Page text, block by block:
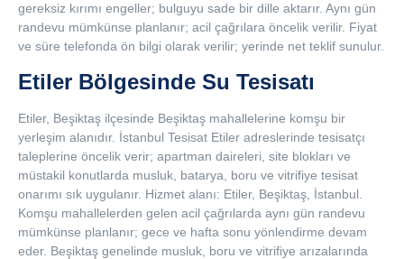
gereksiz kırımı engeller; bulguyu sade bir dille aktarır. Aynı gün
randevu mümkünse planlanır; acil çağrılara öncelik verilir. Fiyat
ve süre telefonda ön bilgi olarak verilir; yerinde net teklif sunulur.
Etiler Bölgesinde Su Tesisatı
Etiler, Beşiktaş ilçesinde Beşiktaş mahallelerine komşu bir
yerleşim alanıdır. İstanbul Tesisat Etiler adreslerinde tesisatçı
taleplerine öncelik verir; apartman daireleri, site blokları ve
müstakil konutlarda musluk, batarya, boru ve vitrifiye tesisat
onarımı sık uygulanır. Hizmet alanı: Etiler, Beşiktaş, İstanbul.
Komşu mahallelerden gelen acil çağrılarda aynı gün randevu
mümkünse planlanır; gece ve hafta sonu yönlendirme devam
eder. Beşiktaş genelinde musluk, boru ve vitrifiye arızalarında